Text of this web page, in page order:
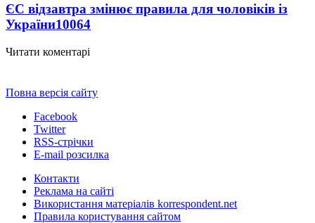
ЄС відзавтра змінює правила для чоловіків із
України10064
Читати коментарі
Повна версія сайту
Facebook
Twitter
RSS-стрічки
E-mail розсилка
Контакти
Реклама на сайті
Використання матеріалів korrespondent.net
Правила користування сайтом